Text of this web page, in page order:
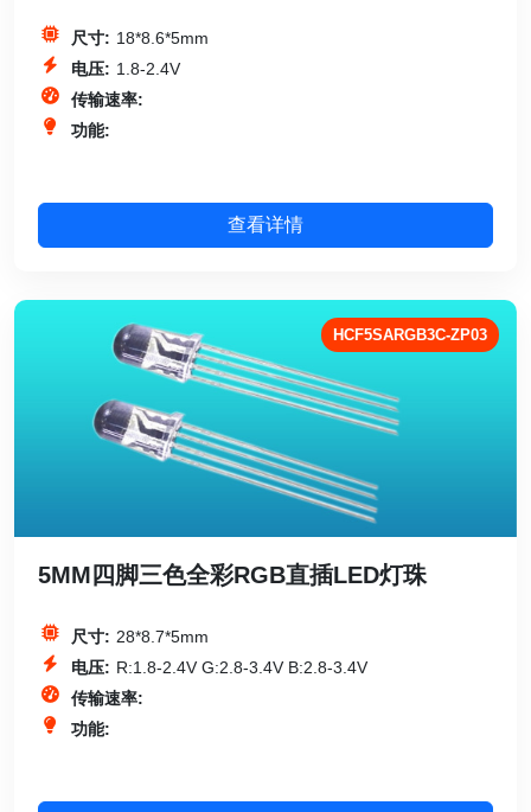
尺寸: 18*8.6*5mm
电压: 1.8-2.4V
传输速率:
功能:
查看详情
HCF5SARGB3C-ZP03
5MM四脚三色全彩RGB直插LED灯珠
尺寸: 28*8.7*5mm
电压: R:1.8-2.4V G:2.8-3.4V B:2.8-3.4V
传输速率:
功能: